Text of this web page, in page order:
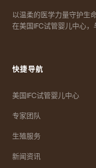
以温柔的医学力量守护生
在美国IFC试管婴儿中心，
快捷导航
美国IFC试管婴儿中心
专家团队
生殖服务
新闻资讯